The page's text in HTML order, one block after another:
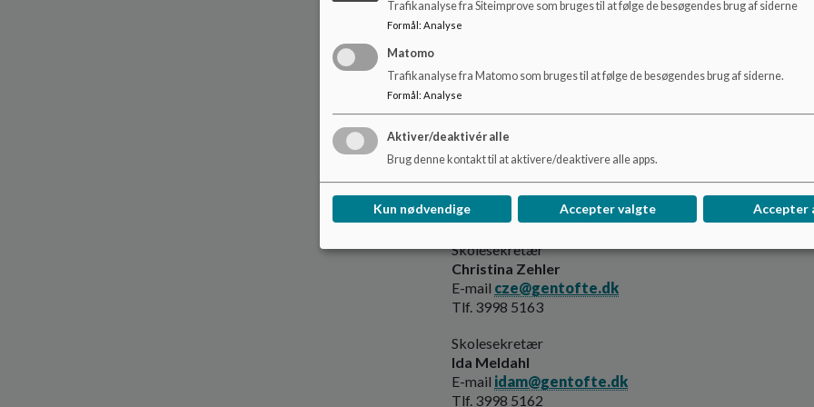
Afdelingsleder
Tlf. 3998 5166
Jan Forsing
E-mail: jfo@gentofte.dk
Tlf.: 2152 8907
Administration
Skolesekretær
Christina Zehler
E-mail cze@gentofte.dk
Tlf. 3998 5163
Skolesekretær
Ida Meldahl
E-mail idam@gentofte.dk
Tlf. 3998 5162
Trafikanalyse fra Siteimprove som bruges til at følge de besøgendes brug af siderne
Formål : Analyse
Matomo
Trafikanalyse fra Matomo som bruges til at følge de besøgendes brug af siderne.
Formål: Analyse
Aktiver/deaktivér alle
Brug denne kontakt til at aktivere/deaktivere alle apps.
Kun nødvendige Accepter valgte Accepter